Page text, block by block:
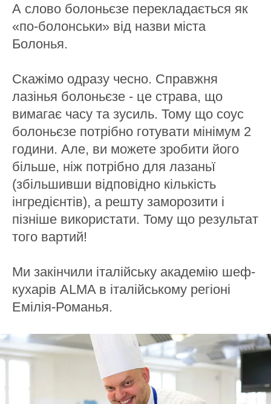
А слово болоньєзе перекладається як
«по-болонськи» від назви міста
Болонья.
Скажімо одразу чесно. Справжня
лазінья болоньєзе - це страва, що
вимагає часу та зусиль. Тому що соус
болоньєзе потрібно готувати мінімум 2
години. Але, ви можете зробити його
більше, ніж потрібно для лазаньї
(збільшивши відповідно кількість
інгредієнтів), а решту заморозити і
пізніше використати. Тому що результат
того вартий!
Ми закінчили італійську академію шеф-
кухарів ALMA в італійському регіоні
Емілія-Романья.